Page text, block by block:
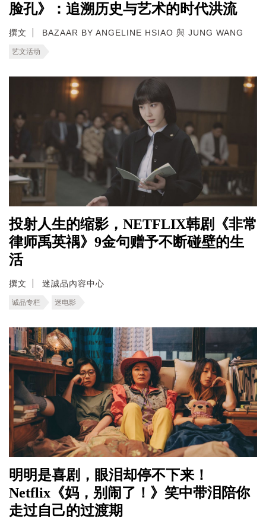
脸孔》：追溯历史与艺术的时代洪流
撰文 BAZAAR BY ANGELINE HSIAO 與 JUNG WANG
艺文活动
投射人生的缩影，NETFLIX韩剧《非常
律师禹英禑》9金句赠予不断碰壁的生
活
撰文 迷誠品內容中心
诚品专栏 迷电影
明明是喜剧，眼泪却停不下来！
Netflix《妈，别闹了！》笑中带泪陪你
走过自己的过渡期